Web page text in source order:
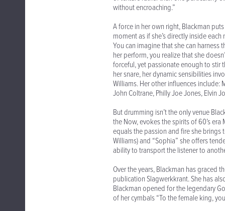
without encroaching.”
A force in her own right, Blackman
moment as if she’s directly inside
You can imagine that she can
her perform, you realize that she
forceful, yet passionate enough to stir
her snare, her dynamic sensibilities
Williams. Her other influences include:
John Coltrane, Philly Joe Jones, Elvin
But drumming isn’t the only venue
the Now, evokes the spirits of 60’s
equals the passion and fire she brings
Williams) and “Sophia” she offers
ability to transport the listener to
Over the years, Blackman has graced
publication Slagwerkkrant. She has
Blackman opened for the legendary
of her cymbals “To the female king,